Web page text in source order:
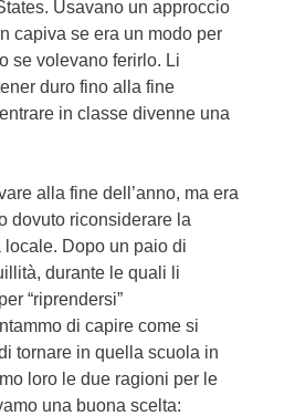
Usavano un approccio
capiva se era un modo per
se volevano ferirlo. Li
duro fino alla fine
in classe divenne una
alla fine dell’anno, ma era
dovuto riconsiderare la
Dopo un paio di
durante le quali li
“riprendersi”
di capire come si
tornare in quella scuola in
loro le due ragioni per le
una buona scelta: